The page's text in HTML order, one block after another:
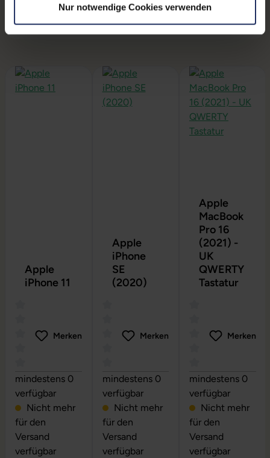
Nur notwendige Cookies verwenden
Produktgalerie überspringen
Apple
iPhone 11
Durchschnittliche Bewertung von 0 von 5 Sternen
Merken
mindestens 0
verfügbar
Nicht mehr
für den
Versand
verfügbar
Apple
iPhone
SE
(2020)
Durchschnittliche Bewertung von 0
Merken
mindestens 0
verfügbar
Nicht mehr
für den
Versand
verfügbar
Apple
MacBook
Pro 16
(2021) -
UK
QWERTY
Tastatur
Durchschnittliche
Merken
mindestens 0
verfügbar
Nicht mehr
für den
Versand
verfügbar